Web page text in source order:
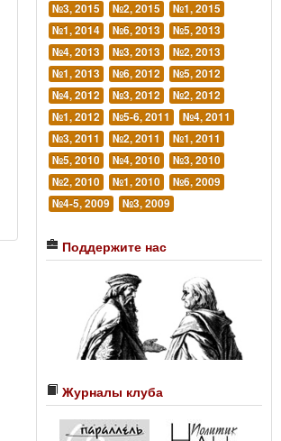
№3, 2015
№2, 2015
№1, 2015
№1, 2014
№6, 2013
№5, 2013
№4, 2013
№3, 2013
№2, 2013
№1, 2013
№6, 2012
№5, 2012
№4, 2012
№3, 2012
№2, 2012
№1, 2012
№5-6, 2011
№4, 2011
№3, 2011
№2, 2011
№1, 2011
№5, 2010
№4, 2010
№3, 2010
№2, 2010
№1, 2010
№6, 2009
№4-5, 2009
№3, 2009
Поддержите нас
Журналы клуба